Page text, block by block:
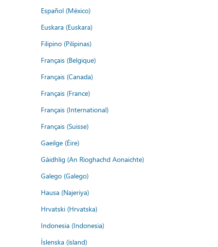
Español (México)
Euskara (Euskara)
Filipino (Pilipinas)
Français (Belgique)
Français (Canada)
Français (France)
Français (International)
Français (Suisse)
Gaeilge (Éire)
Gàidhlig (An Rìoghachd Aonaichte)
Galego (Galego)
Hausa (Najeriya)
Hrvatski (Hrvatska)
Indonesia (Indonesia)
Íslenska (ísland)